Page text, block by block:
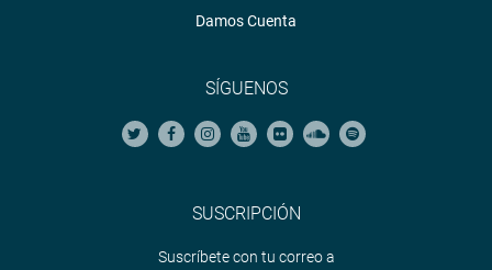
Damos Cuenta
SÍGUENOS
SUSCRIPCIÓN
Suscríbete con tu correo a